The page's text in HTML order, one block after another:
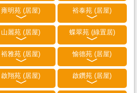
雍明苑 (居屋) 裕泰苑 (居屋)
山麗苑 (居屋) 蝶翠苑 (綠置居)
裕雅苑 (居屋) 愉德苑 (居屋)
啟翔苑 (居屋) 啟鑽苑 (居屋)